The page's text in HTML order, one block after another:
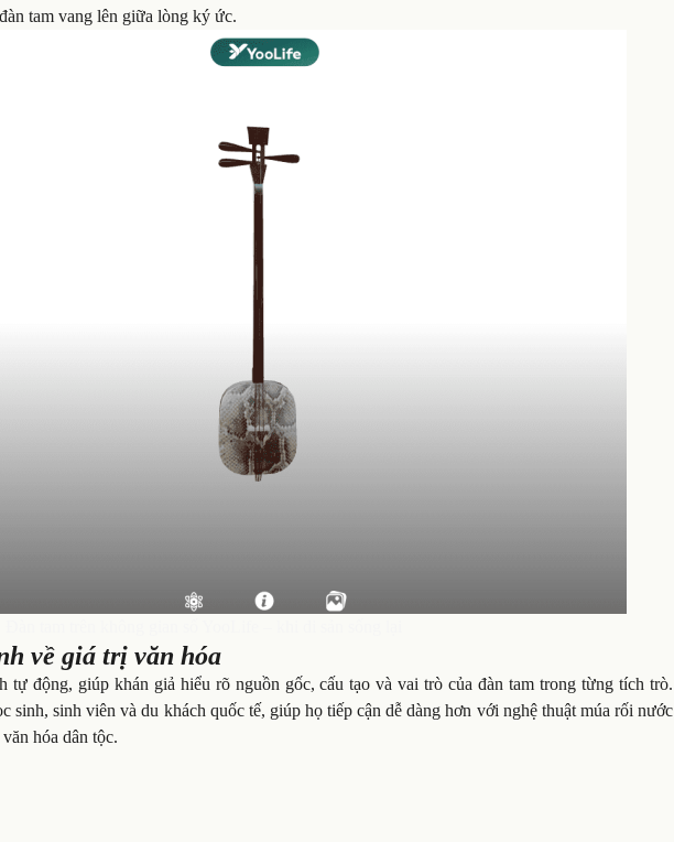
tam vang lên giữa lòng ký ức.
về giá trị văn hóa
động, giúp khán giả hiểu rõ nguồn gốc, cấu tạo và vai trò của đàn tam trong từng tích trò.
sinh, sinh viên và du khách quốc tế, giúp họ tiếp cận dễ dàng hơn với nghệ thuật múa rối nước
hóa dân tộc.